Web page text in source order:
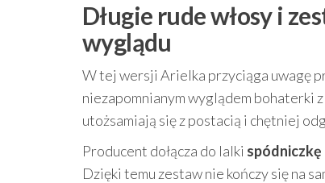
Długie rude włosy i
wyglądu
W tej wersji Arielka przyciąga uwagę
niezapomnianym wyglądem bohaterki
utożsamiają się z postacią i chętniej
Producent dołącza do lalki spódniczkę
Dzięki temu zestaw nie kończy się na